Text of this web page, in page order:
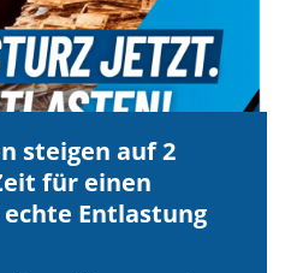
steigen auf 2
für einen
Entlastung